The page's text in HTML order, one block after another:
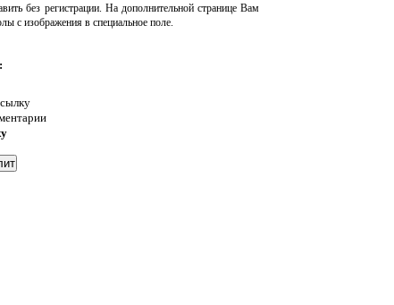
без регистрации. На дополнительной странице Вам
с изображения в специальное поле.